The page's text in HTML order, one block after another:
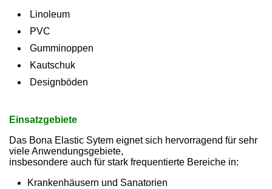
Linoleum
PVC
Gumminoppen
Kautschuk
Designböden
Einsatzgebiete
Das Bona Elastic Sytem eignet sich hervorragend für sehr
viele Anwendungsgebiete,
insbesondere auch für stark frequentierte Bereiche in:
Krankenhäusern und Sanatorien